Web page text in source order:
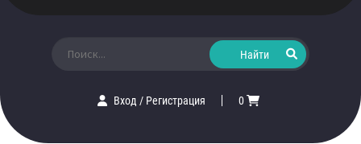
Вход/ Регистрация 0